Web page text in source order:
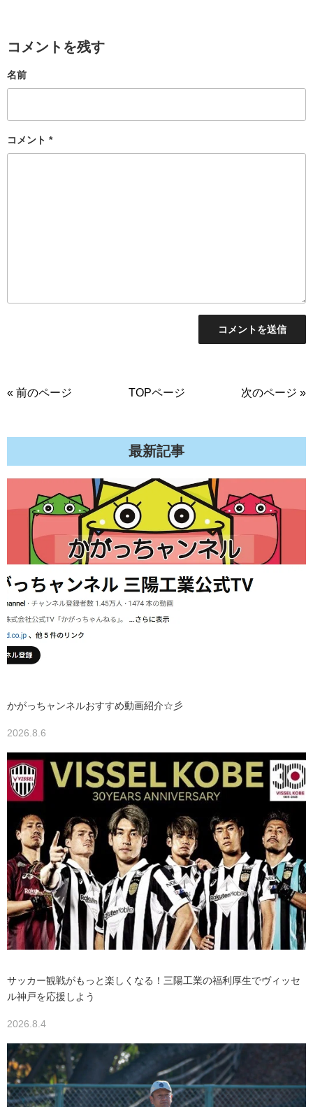
コメントを残す
コメント *
名前
« 前のページ TOPページ 次のページ »
最新記事
かがっちャンネルおすすめ動画紹介☆彡
2026.8.6
サッカー観戦がもっと楽しくなる！三陽工業の福利厚生でヴィッセ
ル神戸を応援しよう
2026.8.4